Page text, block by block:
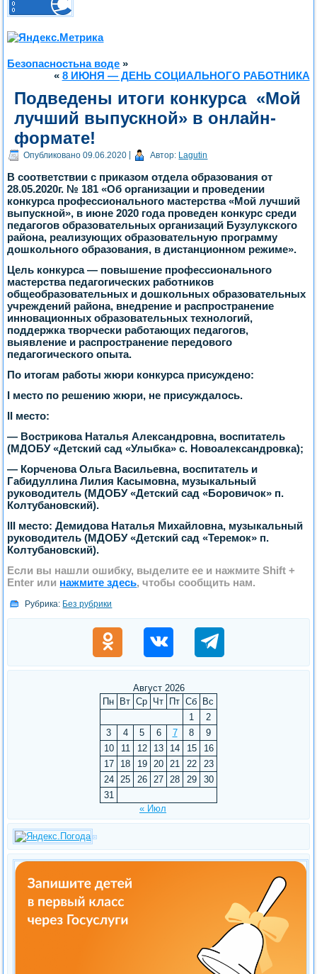
Безопасностьна воде »
« 8 ИЮНЯ — ДЕНЬ СОЦИАЛЬНОГО РАБОТНИКА
Подведены итоги конкурса «Мой
лучший выпускной» в онлайн-
формате!
Опубликовано 09.06.2020 Автор: Lagutin
В соответствии с приказом отдела образования от
28.05.2020г. № 181 «Об организации и проведении
конкурса профессионального мастерства «Мой лучший
выпускной», в июне 2020 года проведен конкурс среди
педагогов образовательных организаций Бузулукского
района, реализующих образовательную программу
дошкольного образования, в дистанционном режиме».
Цель конкурса — повышение профессионального
мастерства педагогических работников
общеобразовательных и дошкольных образовательных
учреждений района, внедрение и распространение
инновационных образовательных технологий,
поддержка творчески работающих педагогов,
выявление и распространение передового
педагогического опыта.
По итогам работы жюри конкурса присуждено:
I место по решению жюри, не присуждалось.
II место:
— Вострикова Наталья Александровна, воспитатель
(МДОБУ «Детский сад «Улыбка» с. Новоалександровка);
— Корченова Ольга Васильевна, воспитатель и
Габидуллина Лилия Касымовна, музыкальный
руководитель (МДОБУ «Детский сад «Боровичок» п.
Колтубановский).
III место: Демидова Наталья Михайловна, музыкальный
руководитель (МДОБУ «Детский сад «Теремок» п.
Колтубановский).
Если вы нашли ошибку, выделите ее и нажмитеShift +
Enter или нажмите здесь, чтобы сообщить нам.
Рубрика: Без рубрики
Август 2026
Пн
Вт Ср Чт Пт Сб
Вс
1
2
3
4 5 6 7 8
9
10
11 12 13 14 15
16
17
18 19 20 21 22
23
24
25 26 27 28 29
30
31
« Июл